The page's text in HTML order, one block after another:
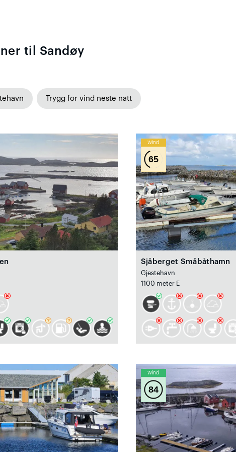
til Sandøy
Trygg for vind neste natt
Wind
65
Sjåberget Småbåthamn
Gjestehavn
1100 meter E
Wind
84